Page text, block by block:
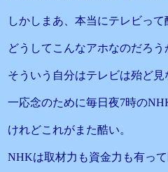
しかしまあ、本当にテレビって
どうしてこんなアホなのだろう
そういう自分はテレビは殆ど見
一応念のために毎日夜7時の
けれどこれがまた酷い。
NHKは取材力も資金力も有っ